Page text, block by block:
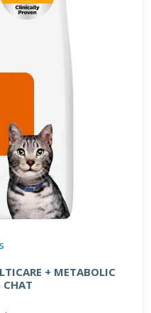
+ METABOLIC
CHAT